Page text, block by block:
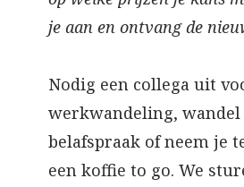
je aan en ontvang de
Nodig een collega uit
werkwandeling,
belafspraak of neem je
een koffie to go. We